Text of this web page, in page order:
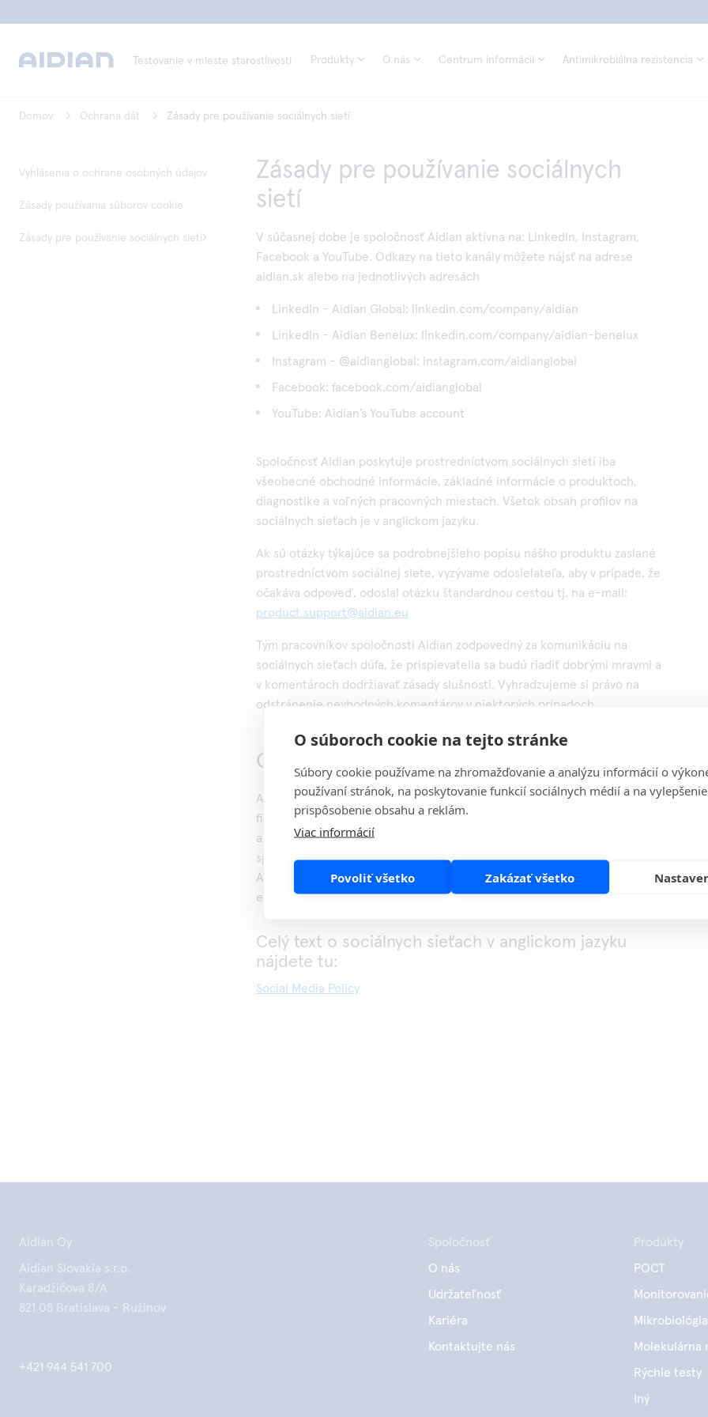
O súboroch cookie na tejto stránke
Súbory cookie používame na zhromažďovanie a analýzu informácií o
používaní stránok, na poskytovanie funkcií sociálnych médií a na
prispôsobenie obsahu a reklám.
Viac informácií
Povoliť všetko Zakázať všetko
Testovanie v mieste starostlivosti Produkty O nás Centrum informácií Antimikrobiálna rezistencia
Domov Ochrana dát Zásady pre používanie sociálnych sietí
Vyhlásenia o ochrane osobných údajov
Zásady používania súborov cookie
Zásady pre používanie sociálnych sietí
Zásady pre používanie sociálnych
sietí
V súčasnej dobe je spoločnosť Aidian aktívna na: LinkedIn, Instagram,
Facebook a YouTube. Odkazy na tieto kanály môžete nájsť na adrese
aidian.sk alebo na jednotlivých adresách
LinkedIn - Aidian Global: linkedin.com/company/aidian
LinkedIn - Aidian Benelux: linkedin.com/company/aidian-benelux
Instagram - @aidianglobal: instagram.com/aidianglobal
Facebook: facebook.com/aidianglobal
YouTube: Aidian’s YouTube account
Spoločnosť Aidian poskytuje prostredníctvom sociálnych sietí iba
všeobecné obchodné informácie, základné informácie o produktoch,
diagnostike a voľných pracovných miestach. Všetok obsah profilov na
sociálnych sieťach je v anglickom jazyku.
Ak sú otázky týkajúce sa podrobnejšieho popisu nášho produktu zaslané
prostredníctvom sociálnej siete, vyzývame odosielateľa, aby v prípade, že
očakáva odpoveď, odoslal otázku štandardnou cestou tj. na e-mail:
product.support@aidian.eu
Tým pracovníkov spoločnosti Aidian zodpovedný za komunikáciu na
sociálnych sieťach dúfa, že prispievatelia sa budú riadiť dobrými mravmi a
v komentároch dodržiavať zásady slušnosti. Vyhradzujeme si právo na
odstránenie nevhodných komentárov v niektorých prípadoch
Odmietnutie zodpovednosti
Aidian nezodpovedá za komentáre vložené externými prispievateľmi na
firemné profily spoločnosti, ani za iné akcie, závery alebo škody (priame
alebo nepriame) vzniknuté na základe vyššie uvedeného. Profily
spoločnosti Aidian môžu obsahovať odkazy na externé webové stránky.
Aidian nenesie zodpovednosť za obsah zverejnený na týchto stránkach
externými stranami.
Celý text o sociálnych sieťach v anglickom jazyku
nájdete tu:
Social Media Policy
Aidian Oy
Aidian Slovakia s.r.o.
Karadžičova 8/A
821 08 Bratislava - Ružinov
+421 944 541 700
Spoločnosť
O nás
Udržateľnosť
Kariéra
Kontaktujte nás
Produkty
POCT
Mikrobiológia
Molekulárna
Rýchle testy
Iný